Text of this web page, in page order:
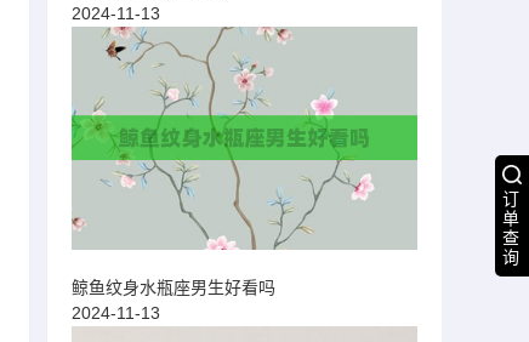
订
单
查
询
2024-11-13
鲸鱼纹身水瓶座男生好看吗
2024-11-13